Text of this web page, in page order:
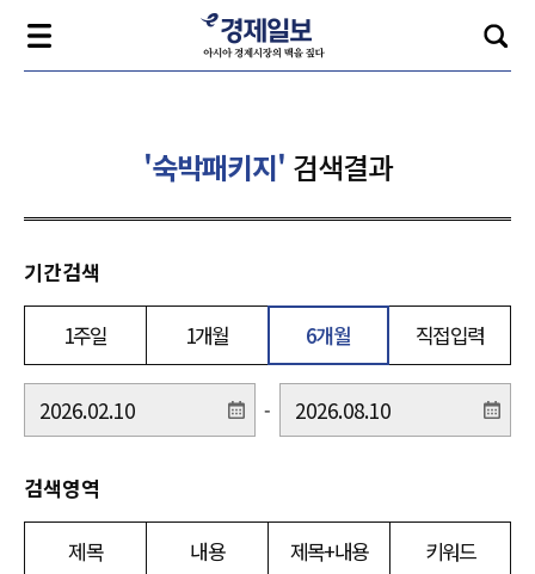
'숙박패키지' 검색결과
기간검색
1주일 1개월 6개월 직접입력
-
검색영역
제목 내용 제목+내용 키워드